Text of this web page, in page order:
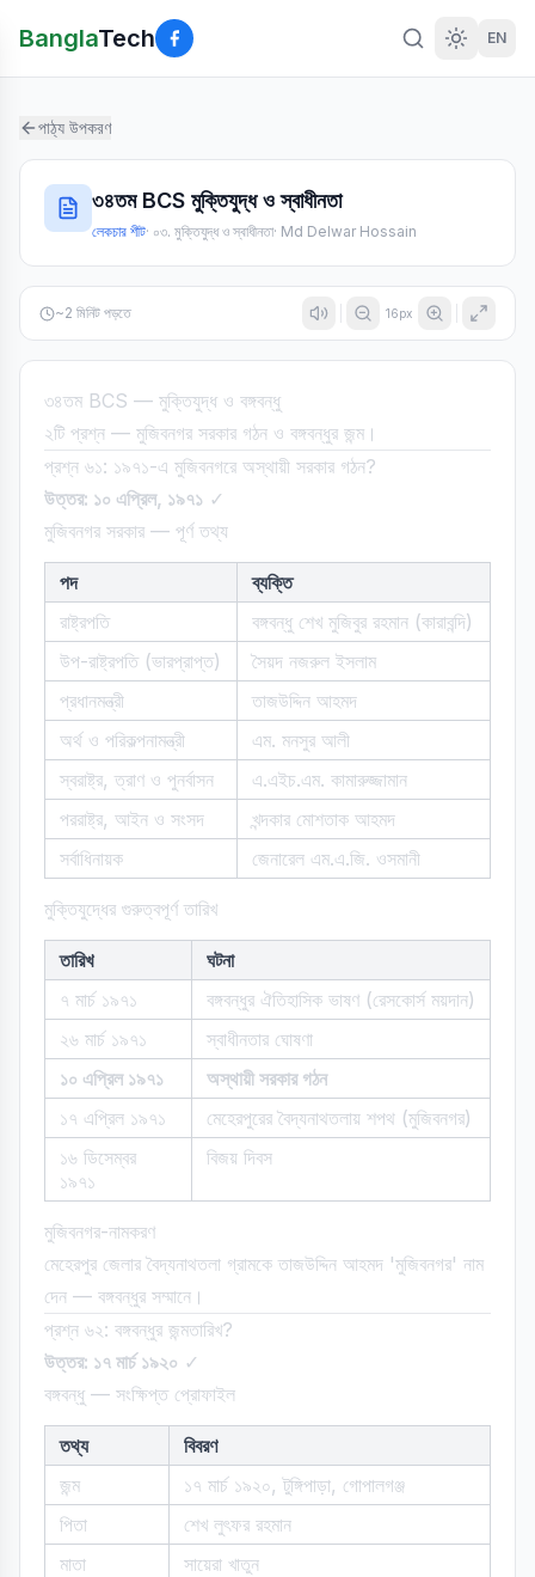
BanglaTech EN
পাঠ্য উপকরণ
৩৪তম BCS মুক্তিযুদ্ধ ও স্বাধীনতা
লেকচার শীট· ০৩. মুক্তিযুদ্ধ ও স্বাধীনতা· Md Delwar Hossain
~2 মিনিট পড়তে 16px
৩৪তম BCS — মুক্তিযুদ্ধ ও বঙ্গবন্ধু
২টি প্রশ্ন — মুজিবনগর সরকার গঠন ও বঙ্গবন্ধুর জন্ম।
প্রশ্ন ৬১: ১৯৭১-এ মুজিবনগরে অস্থায়ী সরকার গঠন?
উত্তর: ১০ এপ্রিল, ১৯৭১ ✓
মুজিবনগর সরকার — পূর্ণ তথ্য
পদ
ব্যক্তি
রাষ্ট্রপতি
বঙ্গবন্ধু শেখ মুজিবুর রহমান (কারাবন্দি)
উপ-রাষ্ট্রপতি (ভারপ্রাপ্ত)
সৈয়দ নজরুল ইসলাম
প্রধানমন্ত্রী
তাজউদ্দিন আহমদ
অর্থ ও পরিকল্পনামন্ত্রী
এম. মনসুর আলী
স্বরাষ্ট্র, ত্রাণ ও পুনর্বাসন
এ.এইচ.এম. কামারুজ্জামান
পররাষ্ট্র, আইন ও সংসদ
খন্দকার মোশতাক আহমদ
সর্বাধিনায়ক
জেনারেল এম.এ.জি. ওসমানী
মুক্তিযুদ্ধের গুরুত্বপূর্ণ তারিখ
তারিখ
ঘটনা
৭ মার্চ ১৯৭১
বঙ্গবন্ধুর ঐতিহাসিক ভাষণ (রেসকোর্স ময়দান)
২৬ মার্চ ১৯৭১
স্বাধীনতার ঘোষণা
১০ এপ্রিল ১৯৭১
অস্থায়ী সরকার গঠন
১৭ এপ্রিল ১৯৭১
মেহেরপুরের বৈদ্যনাথতলায় শপথ (মুজিবনগর)
১৬ ডিসেম্বর
১৯৭১
বিজয় দিবস
মুজিবনগর-নামকরণ
মেহেরপুর জেলার বৈদ্যনাথতলা গ্রামকে তাজউদ্দিন আহমদ 'মুজিবনগর' নাম
দেন — বঙ্গবন্ধুর সম্মানে।
প্রশ্ন ৬২: বঙ্গবন্ধুর জন্মতারিখ?
উত্তর: ১৭ মার্চ ১৯২০ ✓
বঙ্গবন্ধু — সংক্ষিপ্ত প্রোফাইল
তথ্য
বিবরণ
জন্ম
১৭ মার্চ ১৯২০, টুঙ্গিপাড়া, গোপালগঞ্জ
পিতা
শেখ লুৎফর রহমান
মাতা
সায়েরা খাতুন